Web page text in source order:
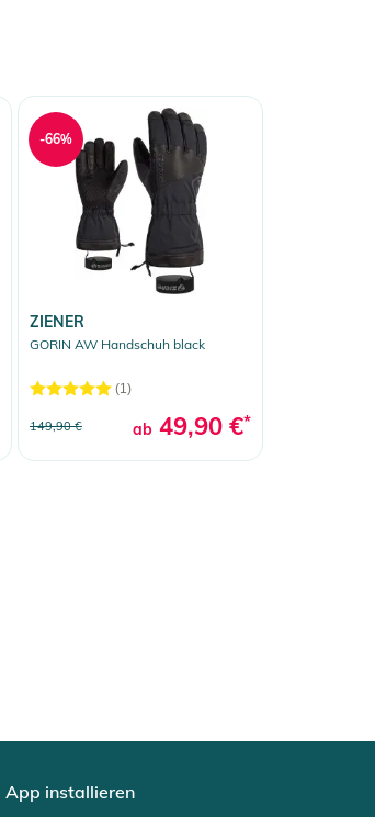
ZIENER
GORIN AW Handschuh black
(1)
149,90 € ab 49,90 €*
-66%
App installieren